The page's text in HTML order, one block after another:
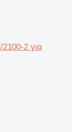
2 για